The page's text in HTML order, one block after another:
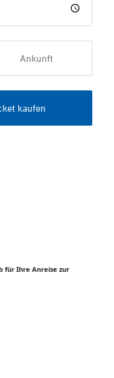
für Ihre Anreise zur